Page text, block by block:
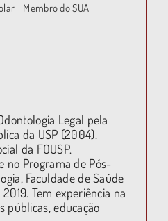
Membro do SUA
Legal pela
da USP (2004).
da FOUSP.
no Programa de Pós-
Faculdade de Saúde
Tem experiência na
públicas, educação